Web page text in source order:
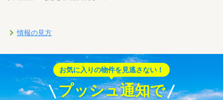
情報の見方
お気に入りの物件を見逃さない！
プッシュ通知で